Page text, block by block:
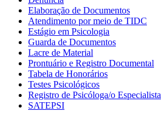
Elaboração de Documentos
Atendimento por meio de TIDC
Estágio em Psicologia
Guarda de Documentos
Lacre de Material
Prontuário e Registro Documental
Tabela de Honorários
Testes Psicológicos
Registro de Psicóloga/o Especialista
SATEPSI